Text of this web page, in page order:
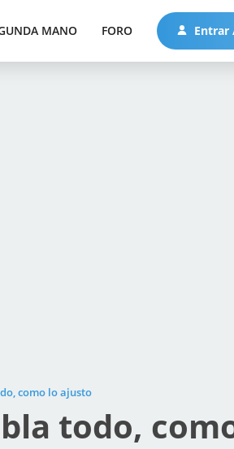
MANO FORO Entrar
como lo ajusto
todo,